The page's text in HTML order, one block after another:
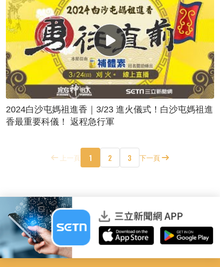
2024白沙屯媽祖進香｜3/23 進火儀式！白沙屯媽祖進
香最重要科儀！ 返程急行軍
上一頁 1 2 3 下一頁